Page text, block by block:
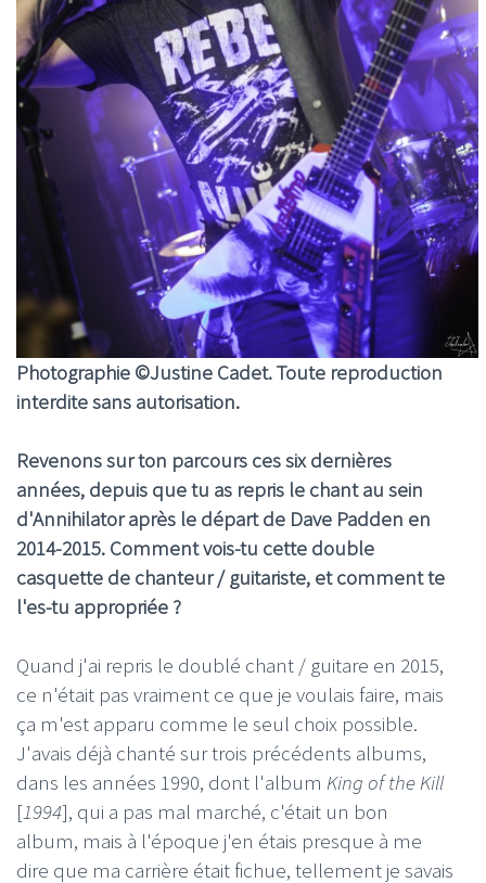
Photographie ©Justine Cadet. Toute reproduction
interdite sans autorisation.
Revenons sur ton parcours ces six dernières
années, depuis que tu as repris le chant au sein
d'Annihilator après le départ de Dave Padden en
2014-2015. Comment vois-tu cette double
casquette de chanteur / guitariste, et comment te
l'es-tu appropriée ?
Quand j'ai repris le doublé chant / guitare en 2015,
ce n'était pas vraiment ce que je voulais faire, mais
ça m'est apparu comme le seul choix possible.
J'avais déjà chanté sur trois précédents albums,
dans les années 1990, dont l'album King of the Kill
[1994], qui a pas mal marché, c'était un bon
album, mais à l'époque j'en étais presque à me
dire que ma carrière était fichue, tellement je savais